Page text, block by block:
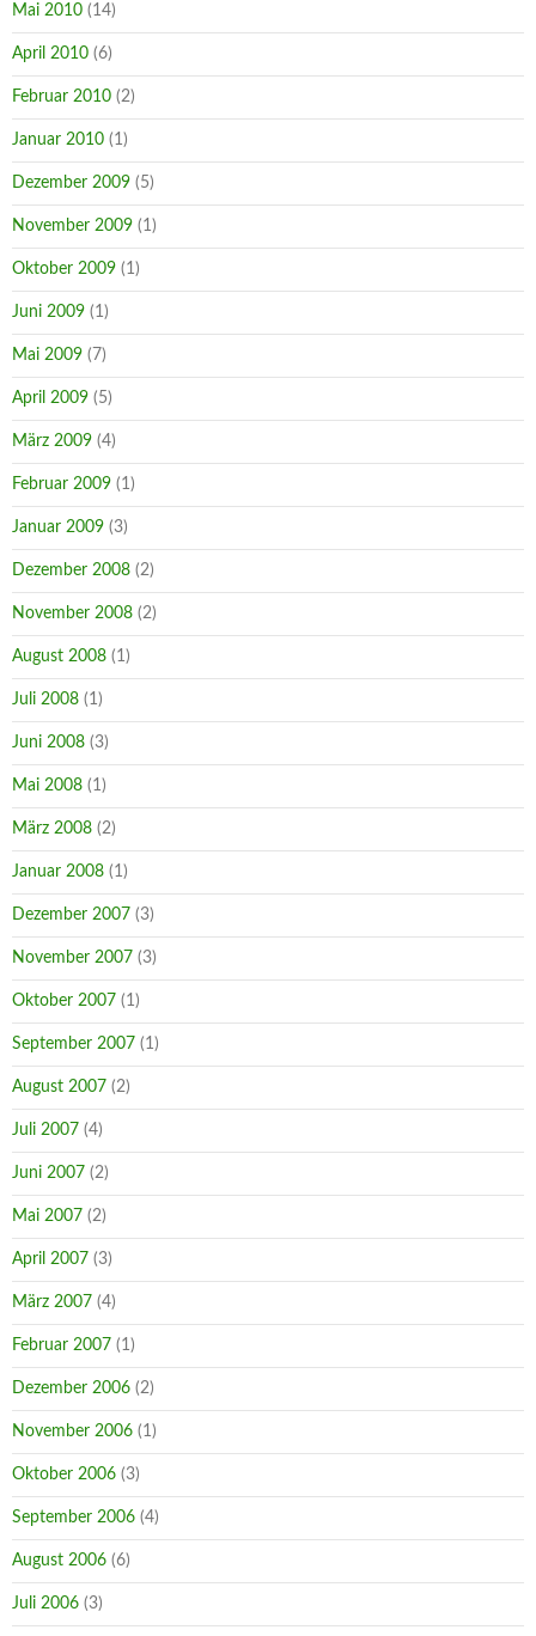
Mai 2010 (14)
April 2010 (6)
Februar 2010 (2)
Januar 2010 (1)
Dezember 2009 (5)
November 2009 (1)
Oktober 2009 (1)
Juni 2009 (1)
Mai 2009 (7)
April 2009 (5)
März 2009 (4)
Februar 2009 (1)
Januar 2009 (3)
Dezember 2008 (2)
November 2008 (2)
August 2008 (1)
Juli 2008 (1)
Juni 2008 (3)
Mai 2008 (1)
März 2008 (2)
Januar 2008 (1)
Dezember 2007 (3)
November 2007 (3)
Oktober 2007 (1)
September 2007 (1)
August 2007 (2)
Juli 2007 (4)
Juni 2007 (2)
Mai 2007 (2)
April 2007 (3)
März 2007 (4)
Februar 2007 (1)
Dezember 2006 (2)
November 2006 (1)
Oktober 2006 (3)
September 2006 (4)
August 2006 (6)
Juli 2006 (3)